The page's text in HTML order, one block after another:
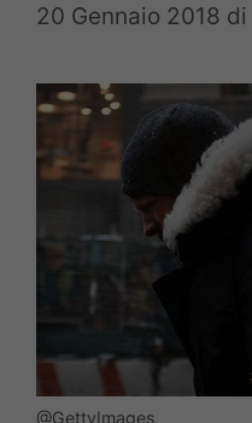
20 Gennaio 2018 di
@GettyImages